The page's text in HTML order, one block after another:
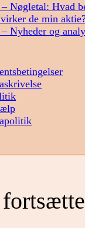
Nøgletal: Hvad
de min
Nyheder og